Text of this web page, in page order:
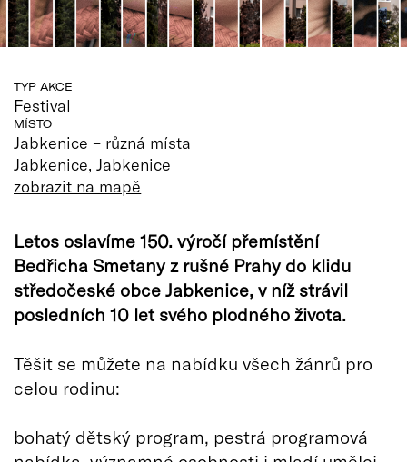
TYP AKCE
Festival
MÍSTO
Jabkenice – různá místa
Jabkenice, Jabkenice
zobrazit na mapě
Letos oslavíme 150. výročí přemístění
Bedřicha Smetany z rušné Prahy do klidu
středočeské obce Jabkenice, v níž strávil
posledních 10 let svého plodného života.
Těšit se můžete na nabídku všech žánrů pro
celou rodinu:
bohatý dětský program, pestrá programová